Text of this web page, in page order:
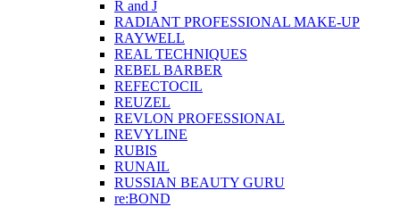
R and J
RADIANT PROFESSIONAL MAKE-UP
RAYWELL
REAL TECHNIQUES
REBEL BARBER
REFECTOCIL
REUZEL
REVLON PROFESSIONAL
REVYLINE
RUBIS
RUNAIL
RUSSIAN BEAUTY GURU
re:BOND